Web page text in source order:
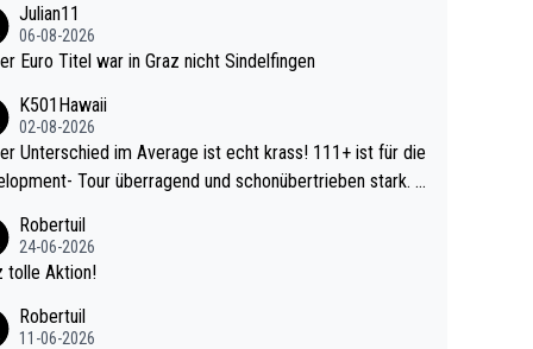
Julian11
06-08-2026
Euro Titel war in Graz nicht Sindelfingen
K501Hawaii
02-08-2026
Unterschied im Average ist echt krass! 111+ ist für die
Tour überragend und schonübertrieben stark. U
Da gewinnst keinen Blumentopf - ist ja n
eines Kreisligisten vs einem Bu
Robertuil
24-06-2026
tolle Aktion!
Robertuil
11-06-2026